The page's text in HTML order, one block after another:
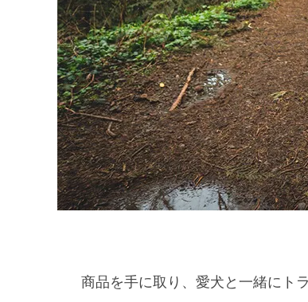
商品を手に取り、愛犬と一緒にト